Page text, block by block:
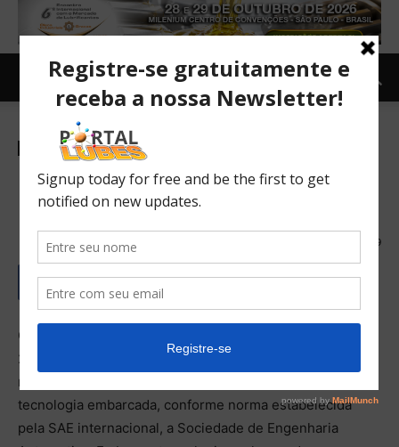
Carro e Moto Carros Verdes e Novas tecnologias automotivas
O carro já anda sozinho, mas
automação total só em 2025
31/08/2018 179
O carro já anda sozinho, mas automação total só em
2025. Os veículos autônomos são classificados em cinco
níveis, a depender do número de equipamentos e de
tecnologia embarcada, conforme norma estabelecida
pela SAE internacional, a Sociedade de Engenharia